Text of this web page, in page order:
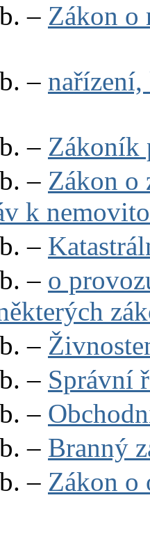
– Zákon o
–
– Zákoník
– Zákon o
k
–
– o
–
– Správní
–
– Branný
– Zákon o